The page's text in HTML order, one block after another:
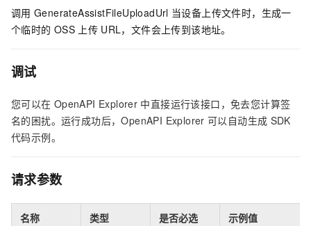
调用 GenerateAssistFileUploadUrl 当设备上传文件时，生成一
个临时的 OSS 上传 URL，文件会上传到该地址。
调试
您可以在 OpenAPI Explorer 中直接运行该接口，免去您计算签
名的困扰。运行成功后，OpenAPI Explorer 可以自动生成 SDK
代码示例。
请求参数
名称 类型 是否必选 示例值